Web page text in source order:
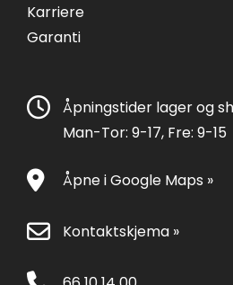
Karriere
Garanti
Åpningstider lager og
Man-Tor: 9-17, Fre: 9-15
Åpne i Google Maps »
Kontaktskjema »